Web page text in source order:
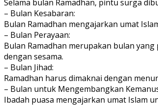
Selama bulan Ramadhan, pintu surga
– Bulan Kesabaran:
Bulan Ramadhan mengajarkan umat
– Bulan Perayaan:
Bulan Ramadhan merupakan bulan
dengan sesama.
– Bulan Jihad:
Ramadhan harus dimaknai dengan
– Bulan untuk Mengembangkan
Ibadah puasa mengajarkan umat Islam